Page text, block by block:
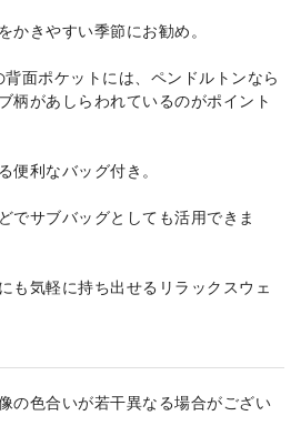
かきやすい季節にお勧め。
面ポケットには、ペンドルトンなら
柄があしらわれているのがポイント
便利なバッグ付き。
でサブバッグとしても活用できま
も気軽に持ち出せるリラックスウェ
の色合いが若干異なる場合がござい